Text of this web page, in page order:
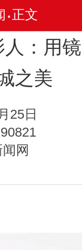
• 正文
：用
之美
25日
网